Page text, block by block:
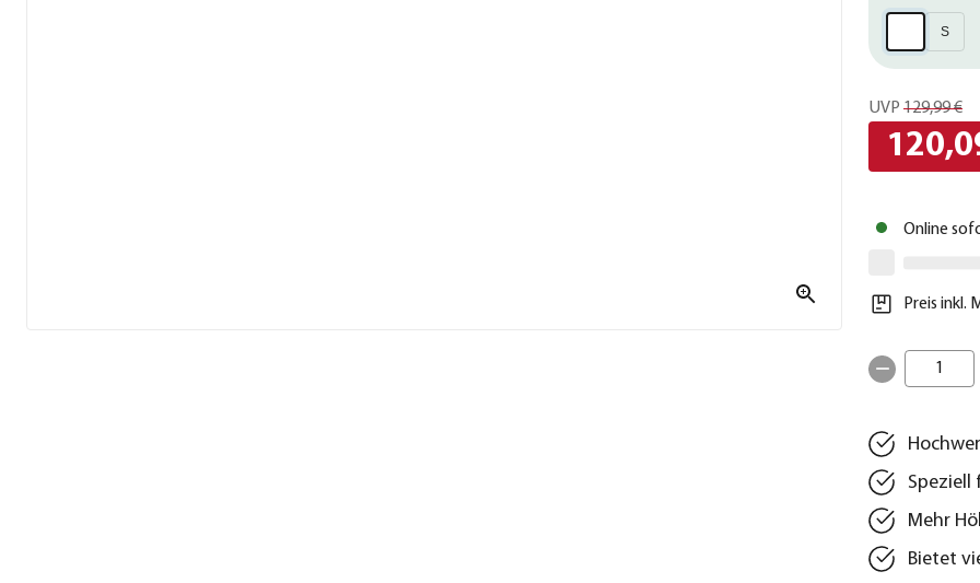
S
UVP 129,99 €
Online
Preis inkl.
1
Speziell
Mehr
Bietet